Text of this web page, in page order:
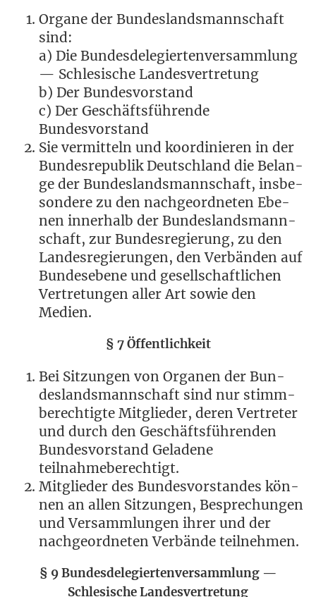
Orga­ne der Bun­des­lands­mann­schaft
sind:
a) Die Bun­des­de­le­gier­ten­ver­samm­lung
— Schle­si­sche Landesvertretung
b) Der Bundesvorstand
c) Der Geschäfts­füh­ren­de
Bundesvorstand
Sie ver­mit­teln und koor­di­nie­ren in der
Bun­des­re­pu­blik Deutsch­land die Belan­
ge der Bun­des­lands­mann­schaft, ins­be­
son­de­re zu den nach­ge­ord­ne­ten Ebe­
nen inner­halb der Bun­des­lands­mann­
schaft, zur Bun­des­re­gie­rung, zu den
Lan­des­re­gie­run­gen, den Ver­bän­den auf
Bun­des­ebe­ne und gesell­schaft­li­chen
Ver­tre­tun­gen aller Art sowie den
Medien.
§ 7 Öffentlichkeit
Bei Sit­zun­gen von Orga­nen der Bun­
des­lands­mann­schaft sind nur stimm­
be­rech­tig­te Mit­glie­der, deren Ver­tre­ter
und durch den Geschäfts­füh­ren­den
Bun­des­vor­stand Gela­de­ne
teilnahmeberechtigt.
Mit­glie­der des Bun­des­vor­stan­des kön­
nen an allen Sit­zun­gen, Bespre­chun­gen
und Ver­samm­lun­gen ihrer und der
nach­ge­ord­ne­ten Ver­bän­de teilnehmen.
§ 9 Bun­des­de­le­gier­ten­ver­samm­lung —
Schle­si­sche Landesvertretung